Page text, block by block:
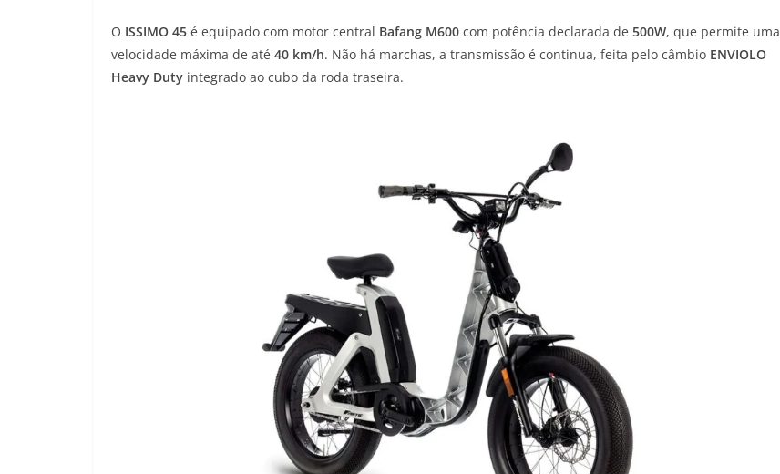
O ISSIMO 45 é equipado com motor central Bafang M600 com potência declarada de 500W, que permite uma
velocidade máxima de até 40 km/h. Não há marchas, a transmissão é continua, feita pelo câmbio ENVIOLO
Heavy Duty integrado ao cubo da roda traseira.